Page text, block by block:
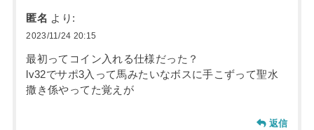
匿名 より:
2023/11/24 20:15
最初ってコイン入れる仕様だった？
lv32でサポ3入って馬みたいなボスに手こずって聖水
撒き係やってた覚えが
返信